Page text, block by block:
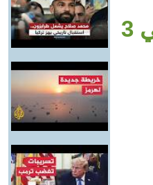
دورة في تاريخ كأس العالم بمشاركة 48 منتخبا في 3